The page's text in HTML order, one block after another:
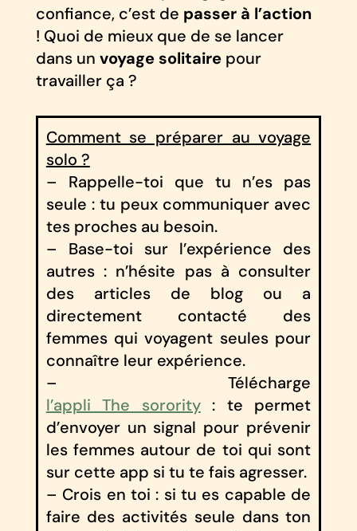
confiance, c’est de passer à l’action
! Quoi de mieux que de se lancer
dans un voyage solitairepour
travailler ça ?
Comment se préparer au voyage
solo ?
– Rappelle-toi que tu n’es pas
seule : tu peux communiquer avec
tes proches au besoin.
– Base-toi sur l’expérience des
autres : n’hésite pas à consulter
des articles de blog ou a
directement contacté des
femmes qui voyagent seules pour
connaître leur expérience.
– Télécharge
l’appli The sorority: te permet
d’envoyer un signal pour prévenir
les femmes autour de toi qui sont
sur cette app si tu te fais agresser.
– Crois en toi : si tu es capable de
faire des activités seule dans ton